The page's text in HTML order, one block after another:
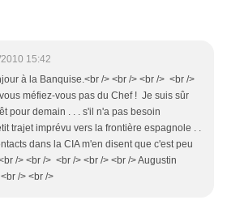
15:42
à la Banquise.<br /> <br /> <br /> <br />
méfiez-vous pas du Chef ! Je suis sûr
pour demain . . . s'il n'a pas besoin
trajet imprévu vers la frontière espagnole . .
dans la CIA m'en disent que c'est peu
/> <br /> <br /> <br /> <br /> Augustin
/> <br />